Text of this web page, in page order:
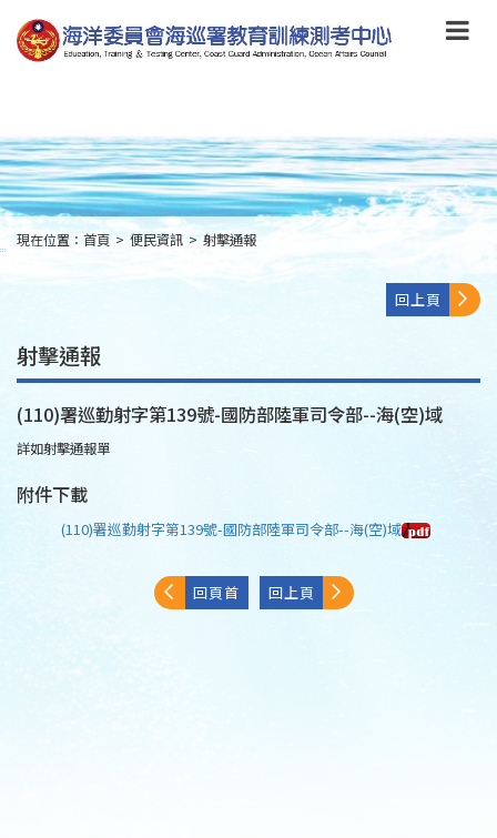
到
主
要
to
main
content
:::
現在位置： 首頁 > 便民資訊 > 射擊通報
回上頁
射擊通報
(110)署巡勤射字第139號-國防部陸軍司令部--海(空)域
詳如射擊通報單
附件下載
(110)署巡勤射字第139號-國防部陸軍司令部--海(空)域
回頁首 回上頁